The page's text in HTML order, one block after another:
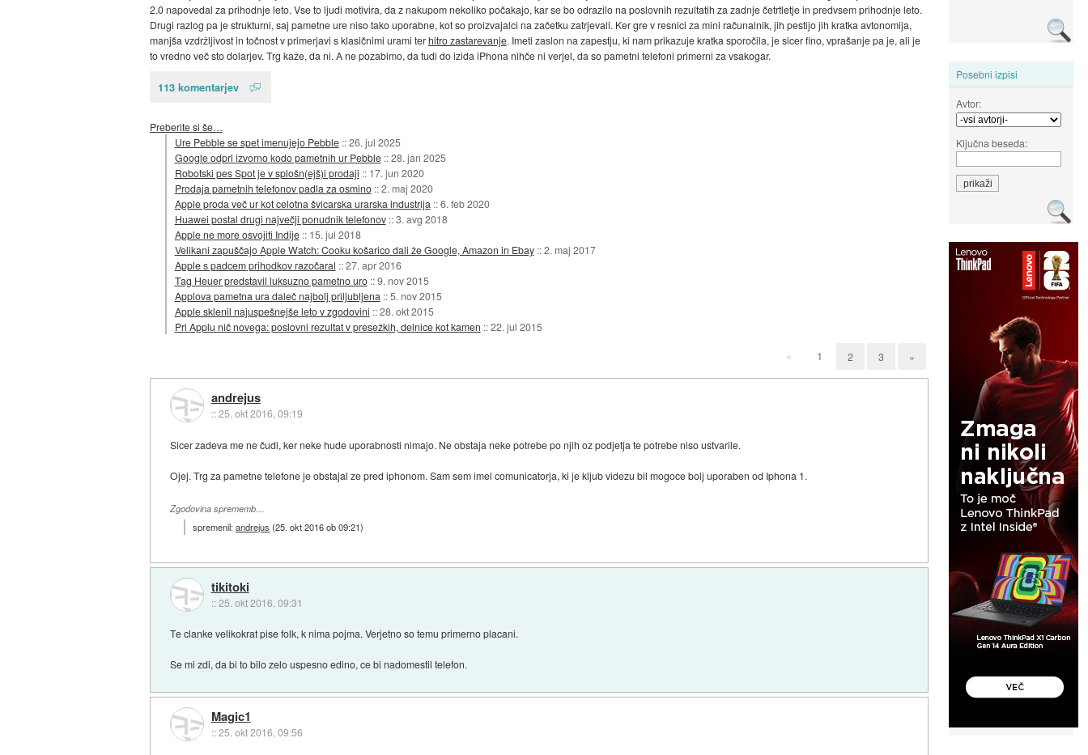
Posebni izpisi
Avtor:
Ključna beseda:
2.0 napovedal za prihodnje leto. Vse to ljudi motivira, da z nakupom nekoliko počakajo, kar se bo odrazilo na poslovnih rezultatih za zadnje četrtletje in predvsem prihodnje leto.
Drugi razlog pa je strukturni, saj pametne ure niso tako uporabne, kot so proizvajalci na začetku zatrjevali. Ker gre v resnici za mini računalnik, jih pestijo jih kratka avtonomija,
manjša vzdržljivost in točnost v primerjavi s klasičnimi urami terhitro zastarevanje. Imeti zaslon na zapestju, ki nam prikazuje kratka sporočila, je sicer fino, vprašanje pa je, ali je
to vredno več sto dolarjev. Trg kaže, da ni. A ne pozabimo, da tudi do izida iPhona nihče ni verjel, da so pametni telefoni primerni za vsakogar.
113 komentarjev
Preberite si še…
Ure Pebble se spet imenujejo Pebble ::26. jul 2025
Google odprl izvorno kodo pametnih ur Pebble ::28. jan 2025
Robotski pes Spot je v splošn(ejš)i prodaji :: 17. jun 2020
Prodaja pametnih telefonov padla za osmino ::2. maj 2020
Apple proda več ur kot celotna švicarska urarska industrija ::6. feb 2020
Huawei postal drugi največji ponudnik telefonov ::3. avg 2018
Apple ne more osvojiti Indije :: 15. jul 2018
Velikani zapuščajo Apple Watch: Cooku košarico dali že Google, Amazon in Ebay ::2. maj 2017
Apple s padcem prihodkov razočaral ::27. apr 2016
Tag Heuer predstavil luksuzno pametno uro ::9. nov 2015
Applova pametna ura daleč najbolj priljubljena ::5. nov 2015
Apple sklenil najuspešnejše leto v zgodovini ::28. okt 2015
Pri Applu nič novega: poslovni rezultat v presežkih, delnice kot kamen ::22. jul 2015
« 1 2 3 »
andrejus
::25. okt 2016, 09:19
Sicer zadeva me ne čudi, ker neke hude uporabnosti nimajo. Ne obstaja neke potrebe po njih oz podjetja te potrebe niso ustvarile.
Ojej. Trg za pametne telefone je obstajal ze pred iphonom. Sam sem imel comunicatorja, ki je kljub videzu bil mogoce bolj uporaben od Iphona 1.
Zgodovina sprememb…
spremenil:andrejus (25. okt 2016 ob 09:21)
tikitoki
::25. okt 2016, 09:31
Te clanke velikokrat pise folk, k nima pojma. Verjetno so temu primerno placani.
Se mi zdi, da bi to bilo zelo uspesno edino, ce bi nadomestil telefon.
Magic1
::25. okt 2016, 09:56